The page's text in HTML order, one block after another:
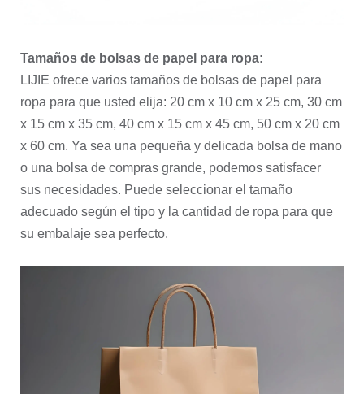
Tamaños de bolsas de papel para ropa:
LIJIE ofrece varios tamaños de bolsas de papel para
ropa para que usted elija: 20 cm x 10 cm x 25 cm, 30 cm
x 15 cm x 35 cm, 40 cm x 15 cm x 45 cm, 50 cm x 20 cm
x 60 cm. Ya sea una pequeña y delicada bolsa de mano
o una bolsa de compras grande, podemos satisfacer
sus necesidades. Puede seleccionar el tamaño
adecuado según el tipo y la cantidad de ropa para que
su embalaje sea perfecto.